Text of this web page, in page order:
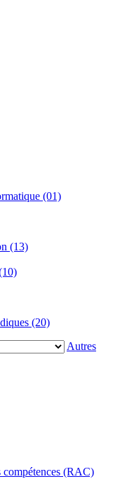
(01)
(13)
(20)
Autres
compétences (RAC)